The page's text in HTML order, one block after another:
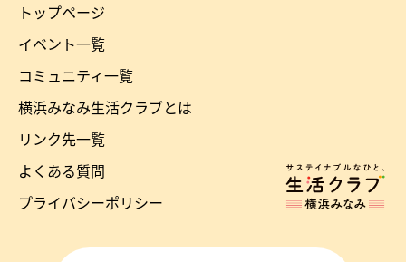
横
浜
み
な
み
生
トップページ
イベント一覧
コミュニティ一覧
横浜みなみ生活クラブとは
リンク先一覧
よくある質問
プライバシーポリシー
ホ
ー
ム